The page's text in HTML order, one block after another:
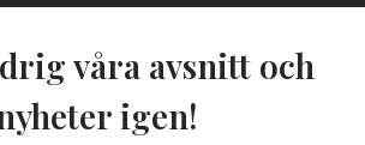
våra avsnitt och
igen!